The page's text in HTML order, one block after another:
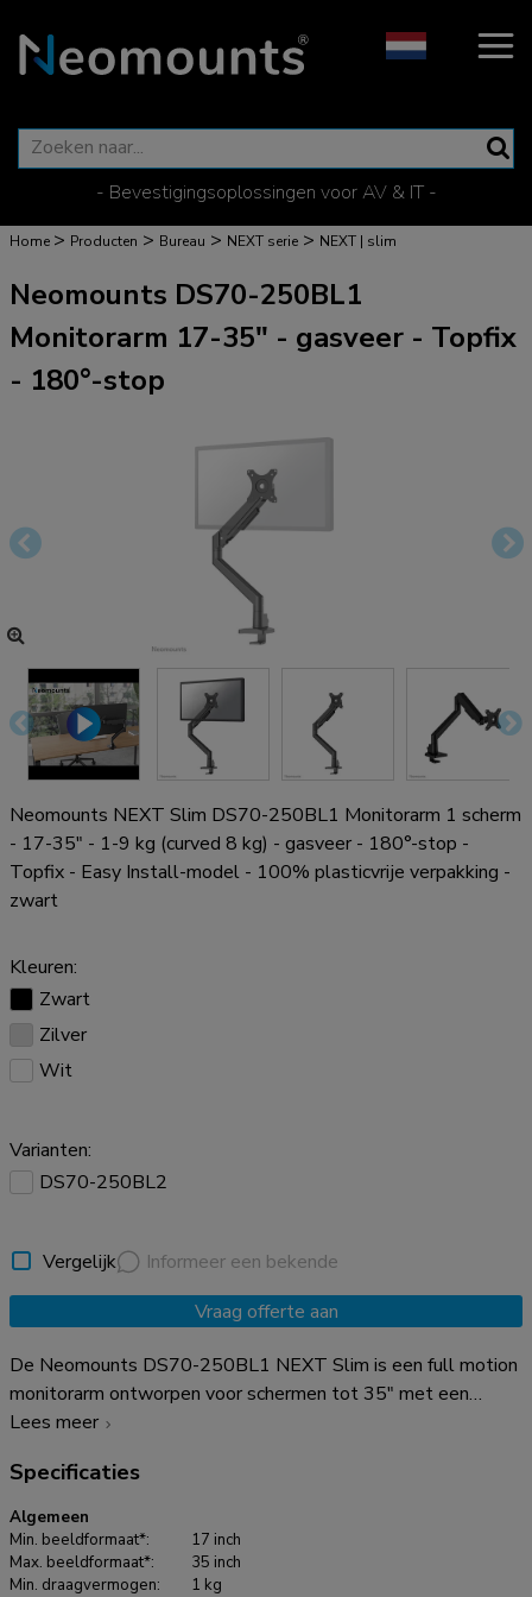
- Bevestigingsoplossingen voor AV & IT -
Home > Producten > Bureau > NEXT serie > NEXT | slim
Neomounts DS70-250BL1
Monitorarm 17-35" - gasveer - Topfix
- 180°-stop
Neomounts NEXT Slim DS70-250BL1 Monitorarm 1 scherm
- 17-35" - 1-9 kg (curved 8 kg) - gasveer - 180°-stop -
Topfix - Easy Install-model - 100% plasticvrije verpakking -
zwart
Kleuren:
Zwart
Zilver
Wit
Varianten:
DS70-250BL2
Vergelijk
Informeer een bekende
Vraag offerte aan
De Neomounts DS70-250BL1 NEXT Slim is een full motion
monitorarm ontworpen voor schermen tot 35" met een
maximaal draagvermogen van 9 kg en geschikt voor zowel
roteer- (360°) en zwenktechnologie (180°) maakt naadloze
aanpassing aan elke gewenste kijkhoek mogelijk om de
functionaliteiten van het scherm volledig te optimaliseren.
Dankzij de gasgeveerde hoogteverstelling (21,5-49,5 cm) en
Lees meer
Specificaties
Algemeen
Min. beeldformaat*:
17 inch
Max. beeldformaat*:
35 inch
Min. draagvermogen:
1 kg